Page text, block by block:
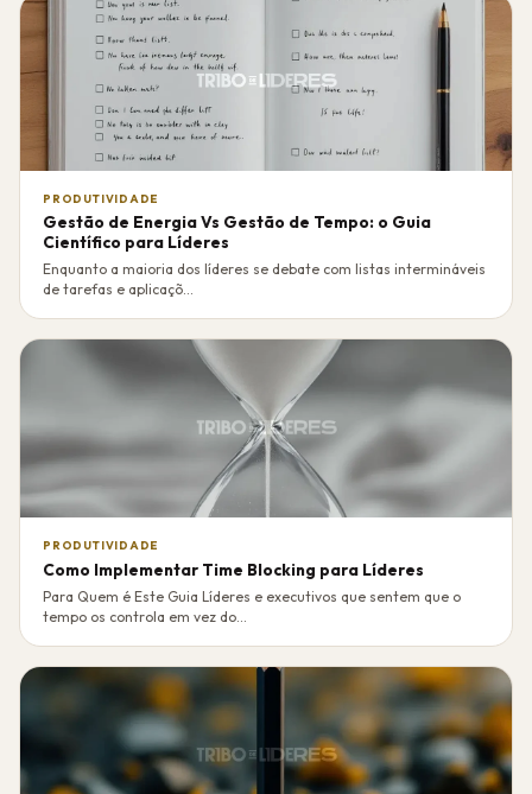
PRODUTIVIDADE
Gestão de Energia Vs Gestão de Tempo: o Guia
Científico para Líderes
Enquanto a maioria dos líderes se debate com listas intermináveis
de tarefas e aplicaçõ...
PRODUTIVIDADE
Como Implementar Time Blocking para Líderes
Para Quem é Este Guia Líderes e executivos que sentem que o
tempo os controla em vez do...